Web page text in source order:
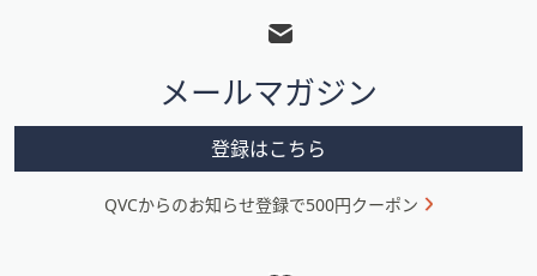
メ
ニ
メールマガジン
登録はこちら
QVCからのお知らせ登録で500円クーポン